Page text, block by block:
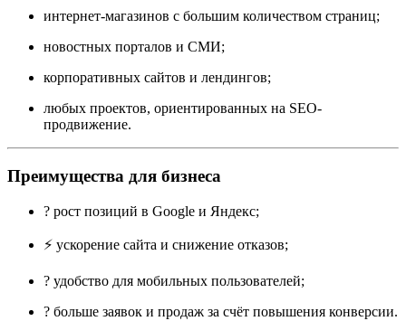
интернет-магазинов с большим количеством страниц;
новостных порталов и СМИ;
корпоративных сайтов и лендингов;
любых проектов, ориентированных на SEO-
продвижение.
Преимущества для бизнеса
? рост позиций в Google и Яндекс;
⚡ ускорение сайта и снижение отказов;
? удобство для мобильных пользователей;
? больше заявок и продаж за счёт повышения конверсии.